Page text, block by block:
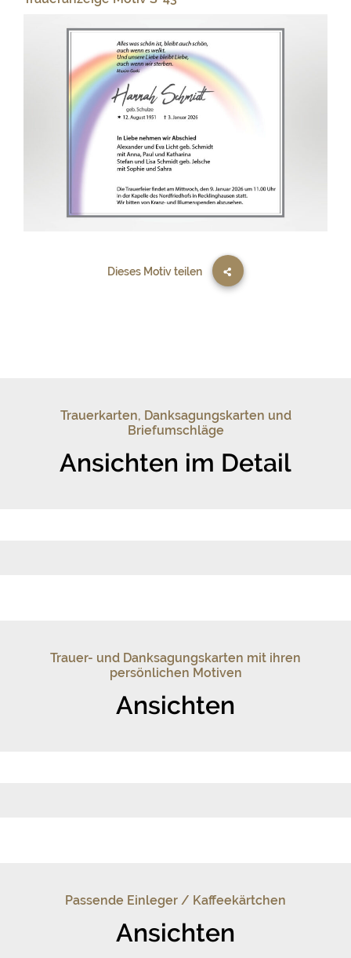
Dieses Motiv teilen
Trauerkarten, Danksagungskarten und
Briefumschläge
Ansichten im Detail
Trauer- und Danksagungskarten mit ihren
persönlichen Motiven
Ansichten
Passende Einleger / Kaffeekärtchen
Ansichten